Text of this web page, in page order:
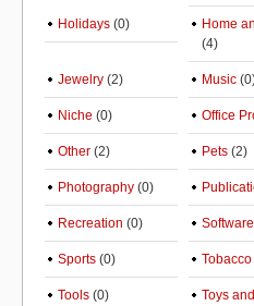
Holidays (0)
Home
(4)
Jewelry (2) Music
Niche (0) Office
Other (2) Pets (2)
Photography (0)
Recreation (0) Software
Sports (0) Tobacco
Tools (0)
Toys